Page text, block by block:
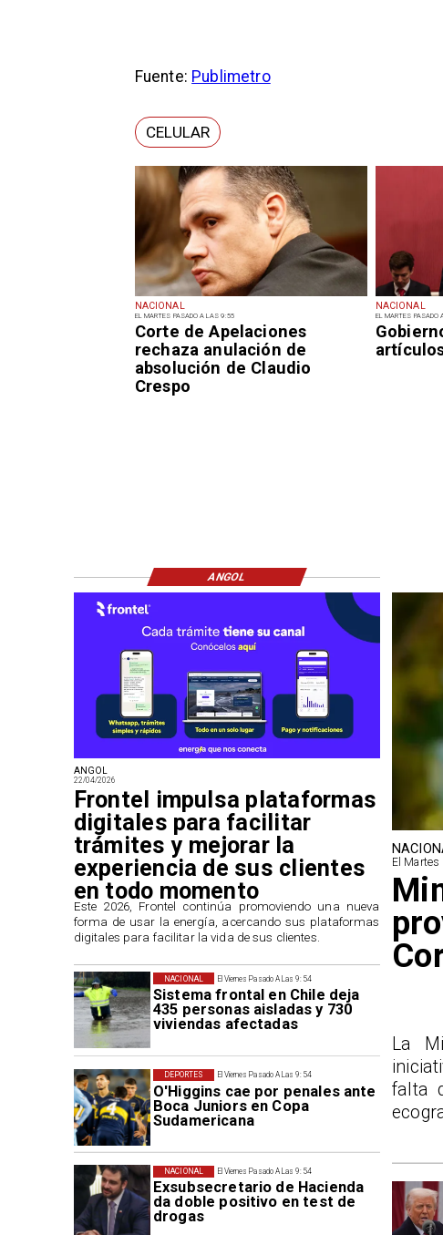
NACIONAL
EL MARTES PASADO A LAS 9:55
Corte de Apelaciones
rechaza anulación de
absolución de Claudio
Crespo
NACIONAL
EL MARTES PASADO
Fuente: Publimetro
CELULAR
El Viernes Pasado A Las 9:54
Sistema frontal en Chile deja
435 personas aisladas y 730
viviendas afectadas
NACIONAL
El Viernes Pasado A Las 9:54
O'Higgins cae por penales ante
Boca Juniors en Copa
Sudamericana
DEPORTES
El Viernes Pasado A Las 9:54
Exsubsecretario de Hacienda
da doble positivo en test de
drogas
NACIONAL
ANGOL
22/04/2026
Frontel impulsa plataformas
digitales para facilitar
trámites y mejorar la
experiencia de sus clientes
en todo momento
​Este 2026, Frontel continúa promoviendo una nueva
forma de usar la energía, acercando sus plataformas
digitales para facilitar la vida de sus clientes.
El Martes
La
falta
ANGOL